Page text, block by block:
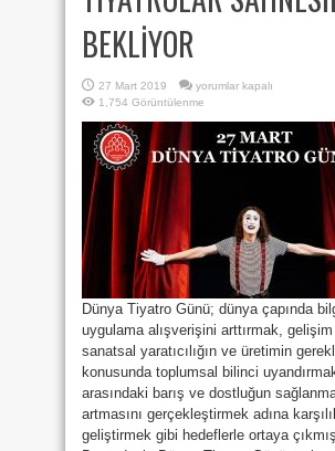
BEKLİYOR
27 Mart 2019
TİYATROLAR
BEKLİYOR
için
yorumlar kapalı
1,754 Görüntülenme
Dünya Tiyatro Günü; dünya çapında
uygulama alışverişini arttırmak,
sanatsal yaratıcılığın ve üretimin
konusunda toplumsal bilinci
arasındaki barış ve dostluğun
artmasını gerçekleştirmek adına
geliştirmek gibi hedeflerle ortaya